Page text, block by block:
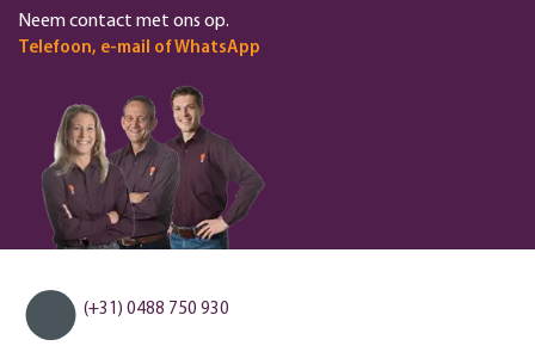
Neem contact met ons op.
Telefoon, e-mail of WhatsApp
(+31) 0488 750 930